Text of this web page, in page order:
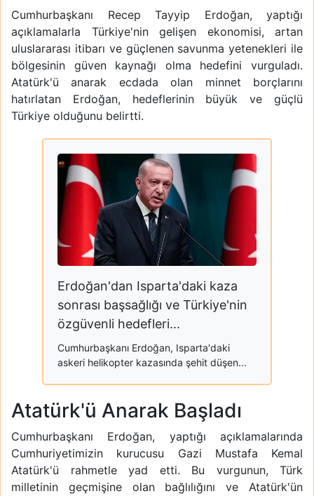
Cumhurbaşkanı Recep Tayyip Erdoğan, yaptığı
açıklamalarla Türkiye'nin gelişen ekonomisi, artan
uluslararası itibarı ve güçlenen savunma yetenekleri ile
bölgesinin güven kaynağı olma hedefini vurguladı.
Atatürk'ü anarak ecdada olan minnet borçlarını
hatırlatan Erdoğan, hedeflerinin büyük ve güçlü
Türkiye olduğunu belirtti.
Erdoğan'dan Isparta'daki kaza
sonrası başsağlığı ve Türkiye'nin
özgüvenli hedefleri...
Cumhurbaşkanı Erdoğan, Isparta'daki
askeri helikopter kazasında şehit düşen...
Atatürk'ü Anarak Başladı
Cumhurbaşkanı Erdoğan, yaptığı açıklamalarında
Cumhuriyetimizin kurucusu Gazi Mustafa Kemal
Atatürk'ü rahmetle yad etti. Bu vurgunun, Türk
milletinin geçmişine olan bağlılığını ve Atatürk'ün